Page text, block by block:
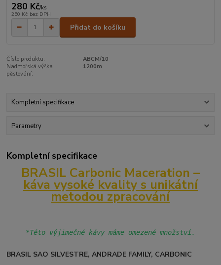
280 Kč/ks
250 Kč bez DPH
Přidat do košíku
Číslo produktu:
ABCM/10
Nadmořská výška
pěstování:
1200m
Kompletní specifikace
Parametry
Kompletní specifikace
BRASIL Carbonic Maceration –
káva vysoké kvality s unikátní
metodou zpracování
*Této výjimečné kávy máme omezené množství.
BRASIL SAO SILVESTRE, ANDRADE FAMILY, CARBONIC